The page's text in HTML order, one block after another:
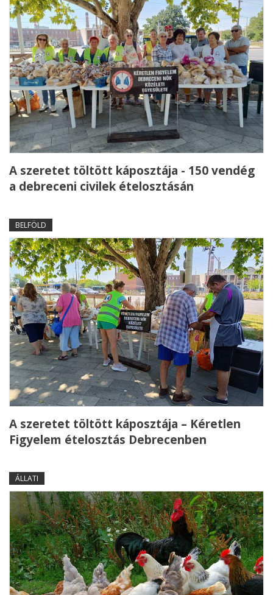
A szeretet töltött káposztája - 150 vendég
a debreceni civilek ételosztásán
BELFÖLD
A szeretet töltött káposztája – Kéretlen
Figyelem ételosztás Debrecenben
ÁLLATI